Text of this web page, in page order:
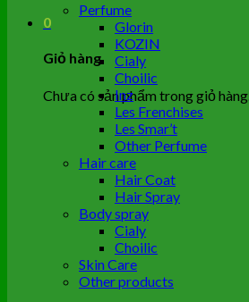
0
Giỏ hàng
Chưa có sản phẩm trong giỏ hàng.
Perfume
Glorin
KOZIN
Cialy
Choilic
Inz
Les Frenchises
Les Smar’t
Other Perfume
Hair care
Hair Coat
Hair Spray
Body spray
Cialy
Choilic
Skin Care
Other products